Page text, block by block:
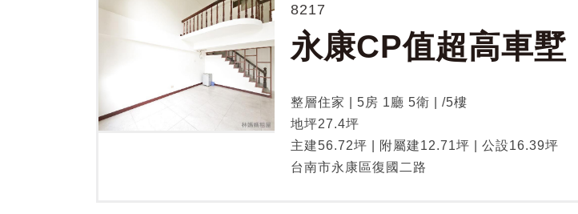
8217
永康CP值超高車墅
整層住家 | 5房 1廳 5衛 | /5樓
地坪27.4坪
主建56.72坪 | 附屬建12.71坪 | 公設16.39坪
台南市永康區復國二路